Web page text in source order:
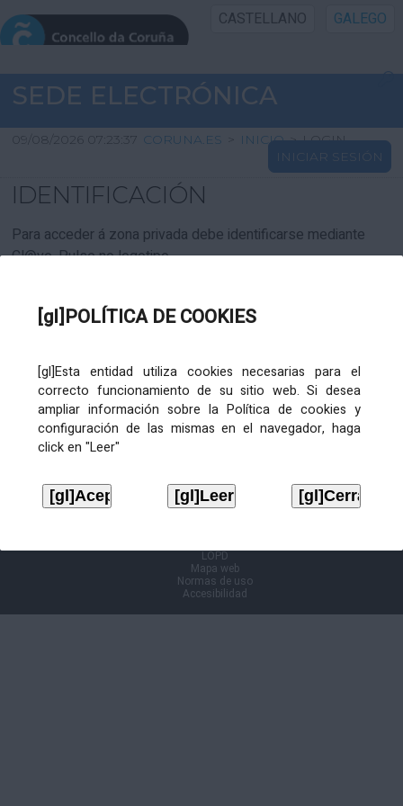
[gl]POLÍTICA DE COOKIES
[gl]Esta entidad utiliza cookies necesarias para el
correcto funcionamiento de su sitio web. Si desea
ampliar información sobre la Política de cookies y
configuración de las mismas en el navegador, haga
click en "Leer"
CASTELLANO GALEGO
INICIO SEDE
INICIO
INFORMACIÓN PÚBLICA
CARTAFOL CIDADÁN
SEDE ELECTRÓNICA
09/08/2026 07:23:37 CORUNA.ES > INICIO > LOGIN
INICIAR SESIÓN
IDENTIFICACIÓN
Para acceder á zona privada debe identificarse mediante
Cl@ve. Pulse no logotipo
LOPD
Mapa web
Normas de uso
Accesibilidad